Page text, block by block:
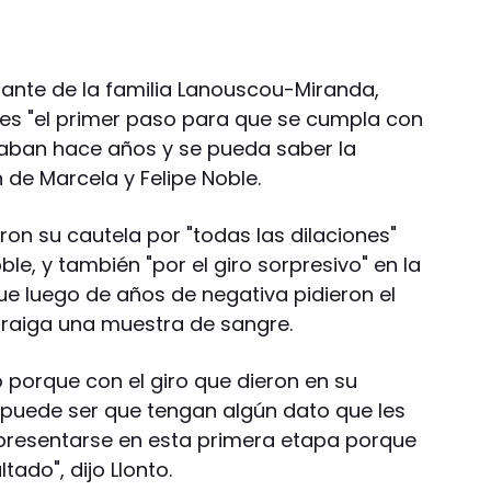
de la familia Lanouscou-Miranda,
"el primer paso para que se cumpla con
hace años y se pueda saber la
Marcela y Felipe Noble.
su cautela por "todas las dilaciones"
y también "por el giro sorpresivo" en la
luego de años de negativa pidieron el
una muestra de sangre.
con el giro que dieron en su
ser que tengan algún dato que les
en esta primera etapa porque
dijo Llonto.